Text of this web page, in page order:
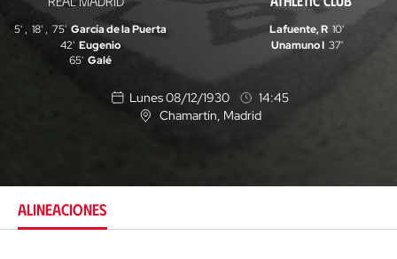
Athletic
5' , 18' , 75' García de la Puerta
42' Eugenio
65' Galé
Lafuente, R 10'
Unamuno I 37'
Lunes 08/12/1930
14:45
U
ó
Chamartín , Madrid
ALINEACIONES